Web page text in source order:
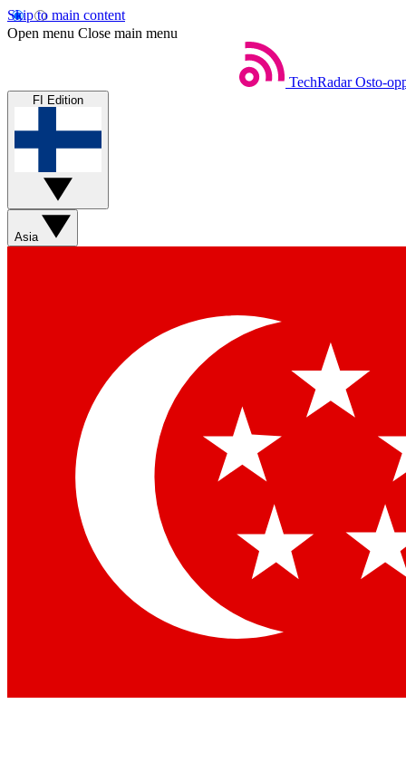
Skip to main content
Open menu Close main menu
TechRadar Osto-
FI Edition
Asia